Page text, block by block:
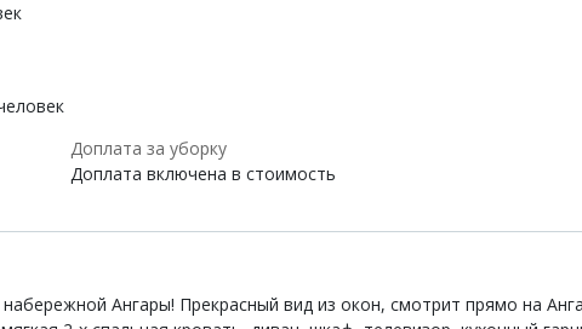
Доплата за уборку
Доплата включена в стоимость
Ангары! Прекрасный вид из окон, смотрит прямо на